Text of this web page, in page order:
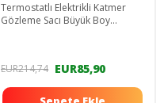
Termostatlı Elektrikli Katmer
Gözleme Sacı Büyük Boy
EUR214,74 EUR85,90